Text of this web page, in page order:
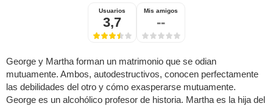
Usuarios
3,7
Mis amigos
--
George y Martha forman un matrimonio que se odian
mutuamente. Ambos, autodestructivos, conocen perfectamente
las debilidades del otro y cómo exasperarse mutuamente.
George es un alcohólico profesor de historia. Martha es la hija del